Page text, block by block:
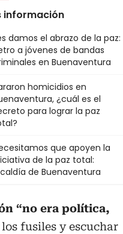
información
damos el abrazo de la paz:
a jóvenes de bandas
en Buenaventura
homicidios en
¿cuál es el
para lograr la paz
que apoyen la
de la paz total:
de Buenaventura
“no era política,
fusiles y escuchar